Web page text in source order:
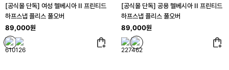
[공식몰 단독] 여성 헬베시아 II 프린티드
하프스냅 플리스 풀오버
89,000원
[공식몰 단독] 공용 헬베시아 II 프린티드
하프스냅 플리스 풀오버
89,000원